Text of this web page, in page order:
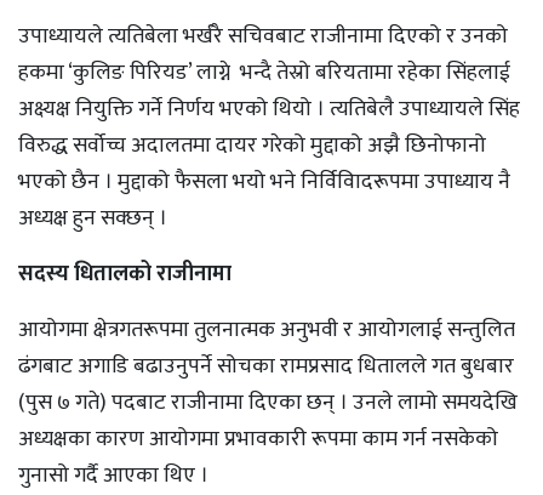
उपाध्यायले त्यतिबेला भर्खरै सचिवबाट राजीनामा दिएको र उनको
हकमा ‘कुलिङ पिरियड’ लाग्ने भन्दै तेस्रो बरियतामा रहेका सिंहलाई
अक्ष्यक्ष नियुक्ति गर्ने निर्णय भएको थियो । त्यतिबेलै उपाध्यायले सिंह
विरुद्ध सर्वोच्च अदालतमा दायर गरेको मुद्दाको अझै छिनोफानो
भएको छैन । मुद्दाको फैसला भयो भने निर्विविादरूपमा उपाध्याय नै
अध्यक्ष हुन सक्छन् ।
सदस्य धितालको राजीनामा
आयोगमा क्षेत्रगतरूपमा तुलनात्मक अनुभवी र आयोगलाई सन्तुलित
ढंगबाट अगाडि बढाउनुपर्ने सोचका रामप्रसाद धितालले गत बुधबार
(पुस ७ गते) पदबाट राजीनामा दिएका छन् । उनले लामो समयदेखि
अध्यक्षका कारण आयोगमा प्रभावकारी रूपमा काम गर्न नसकेको
गुनासो गर्दै आएका थिए ।